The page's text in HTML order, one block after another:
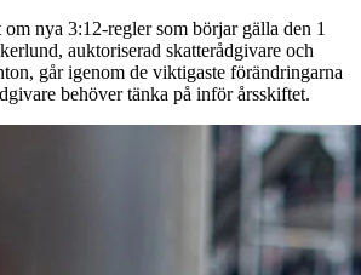
nya 3:12-regler som börjar gälla den 1
auktoriserad skatterådgivare och
går igenom de viktigaste förändringarna
behöver tänka på inför årsskiftet.